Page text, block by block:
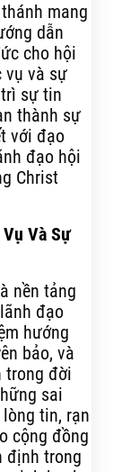
mang
dẫn
cho hội
vụ và sự
sự tin
thành sự
với đạo
đạo hội
Christ
Và Sự
nền tảng
đạo
hướng
bảo, và
trong đời
sai
tin, rạn
cộng đồng
định trong